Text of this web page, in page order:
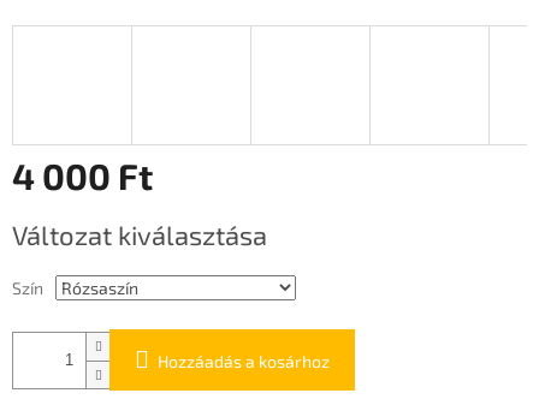
4 000 Ft
Változat kiválasztása
Szín
Hozzáadás a kosárhoz